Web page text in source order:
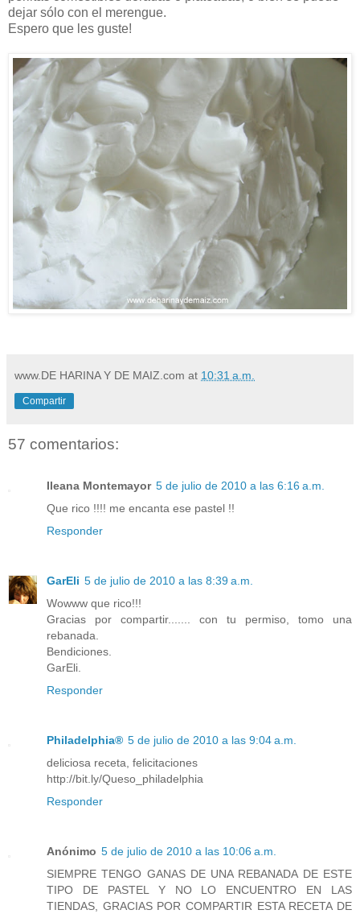
dejar sólo con el merengue.
Espero que les guste!
www.DE HARINA Y DE MAIZ.com at 10:31 a.m.
Compartir
57 comentarios:
Ileana Montemayor 5 de julio de 2010 a las 6:16 a.m.
Que rico !!!! me encanta ese pastel !!
Responder
GarEli 5 de julio de 2010 a las 8:39 a.m.
Wowww que rico!!!
Gracias por compartir....... con tu permiso, tomo una
rebanada.
Bendiciones.
GarEli.
Responder
Philadelphia® 5 de julio de 2010 a las 9:04 a.m.
deliciosa receta, felicitaciones
http://bit.ly/Queso_philadelphia
Responder
Anónimo 5 de julio de 2010 a las 10:06 a.m.
SIEMPRE TENGO GANAS DE UNA REBANADA DE ESTE
TIPO DE PASTEL Y NO LO ENCUENTRO EN LAS
TIENDAS, GRACIAS POR COMPARTIR ESTA RECETA DE